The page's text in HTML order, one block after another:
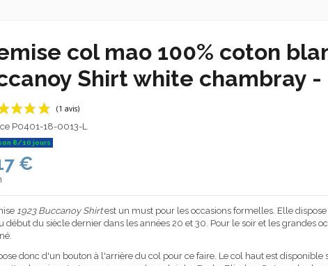
col mao 100% coton
Shirt white chambray
P0401-18-0013-L
8/10 jours
€
1923 Buccanoy Shirtest un must pour les occasions formelles. Elle
début du siècle dernier dans les années 20 et 30. Pour le soir et les grandes
donc d'un bouton à l'arrière du col pour ce faire. Le col haut est disponible